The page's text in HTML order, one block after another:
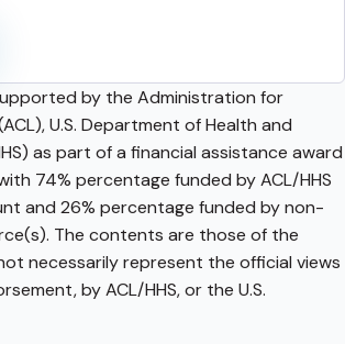
by the Administration for
U.S. Department of Health and
as part of a financial assistance award
74% percentage funded by ACL/HHS
and 26% percentage funded by non-
The contents are those of the
necessarily represent the official views
by ACL/HHS, or the U.S.